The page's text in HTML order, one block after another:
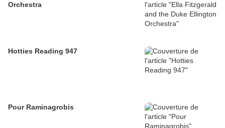
Orchestra
Hotties Reading 947
Pour Raminagrobis